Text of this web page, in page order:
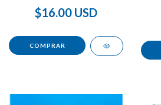
$16.00 USD